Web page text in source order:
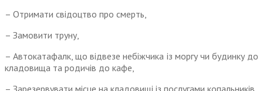
– Отримати свідоцтво про смерть,
– Замовити труну,
– Автокатафалк, що відвезе небіжчика із моргу чи будинку до
кладовища та родичів до кафе,